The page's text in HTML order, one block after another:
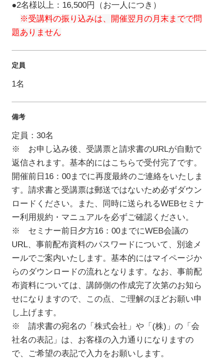
●2名様以上：16,500円（お一人につき）
※受講料の振り込みは、開催翌月の月末までで問
題ありません
定員
1名
備考
定員：30名
※ お申し込み後、受講票と請求書のURLが自動で
返信されます。基本的にはこちらで受付完了です。
開催前日16：00までに再度最終のご連絡をいたしま
す。請求書と受講票は郵送ではないため必ずダウン
ロードください。また、同時に送られるWEBセミナ
ー利用規約・マニュアルを必ずご確認ください。
※ セミナー前日夕方16：00までにWEB会議の
URL、事前配布資料のパスワードについて、別途メ
ールでご案内いたします。基本的にはマイページか
らのダウンロードの流れとなります。なお、事前配
布資料については、講師側の作成完了次第のお知ら
せになりますので、この点、ご理解のほどお願い申
し上げます。
※ 請求書の宛名の「株式会社」や「(株)」の「会
社名の表記」は、お客様の入力通りになりますの
で、ご希望の表記で入力をお願いします。